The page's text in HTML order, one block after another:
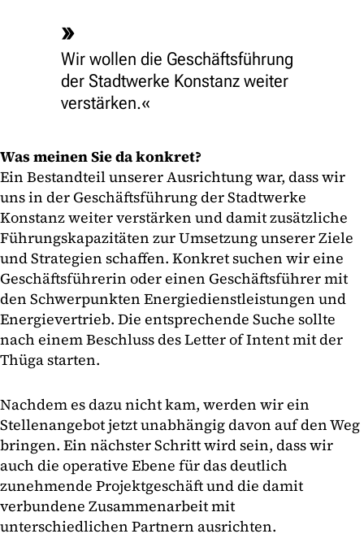
Wir wollen die Geschäftsführung
der Stadtwerke Konstanz weiter
verstärken.
Was meinen Sie da konkret?
Ein Bestandteil unserer Ausrichtung war, dass wir
uns in der Geschäftsführung der Stadtwerke
Konstanz weiter verstärken und damit zusätzliche
Führungskapazitäten zur Umsetzung unserer Ziele
und Strategien schaffen. Konkret suchen wir eine
Geschäftsführerin oder einen Geschäftsführer mit
den Schwerpunkten Energiedienstleistungen und
Energievertrieb. Die entsprechende Suche sollte
nach einem Beschluss des Letter of Intent mit der
Thüga starten.
Nachdem es dazu nicht kam, werden wir ein
Stellenangebot jetzt unabhängig davon auf den Weg
bringen. Ein nächster Schritt wird sein, dass wir
auch die operative Ebene für das deutlich
zunehmende Projektgeschäft und die damit
verbundene Zusammenarbeit mit
unterschiedlichen Partnern ausrichten.